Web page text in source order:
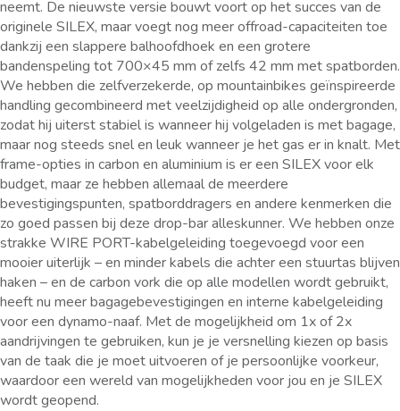
neemt. De nieuwste versie bouwt voort op het succes van de
originele SILEX, maar voegt nog meer offroad-capaciteiten toe
dankzij een slappere balhoofdhoek en een grotere
bandenspeling tot 700×45 mm of zelfs 42 mm met spatborden.
We hebben die zelfverzekerde, op mountainbikes geïnspireerde
handling gecombineerd met veelzijdigheid op alle ondergronden,
zodat hij uiterst stabiel is wanneer hij volgeladen is met bagage,
maar nog steeds snel en leuk wanneer je het gas er in knalt. Met
frame-opties in carbon en aluminium is er een SILEX voor elk
budget, maar ze hebben allemaal de meerdere
bevestigingspunten, spatborddragers en andere kenmerken die
zo goed passen bij deze drop-bar alleskunner. We hebben onze
strakke WIRE PORT-kabelgeleiding toegevoegd voor een
mooier uiterlijk – en minder kabels die achter een stuurtas blijven
haken – en de carbon vork die op alle modellen wordt gebruikt,
heeft nu meer bagagebevestigingen en interne kabelgeleiding
voor een dynamo-naaf. Met de mogelijkheid om 1x of 2x
aandrijvingen te gebruiken, kun je je versnelling kiezen op basis
van de taak die je moet uitvoeren of je persoonlijke voorkeur,
waardoor een wereld van mogelijkheden voor jou en je SILEX
wordt geopend.